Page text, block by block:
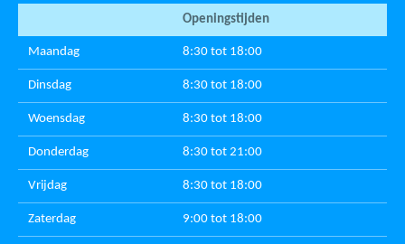
Openingstijden
Maandag 8:30 tot 18:00
Dinsdag 8:30 tot 18:00
Woensdag 8:30 tot 18:00
Donderdag 8:30 tot 21:00
Vrijdag 8:30 tot 18:00
Zaterdag 9:00 tot 18:00